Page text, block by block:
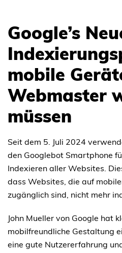
Google’s
mobile
Webmaster
müssen
Seit dem 5. Juli 2024
den Googlebot Smartphone
Indexieren aller Websites.
dass Websites, die auf
zugänglich sind, nicht mehr
John Mueller von Google hat
mobilfreundliche Gestaltung
eine gute Nutzererfahrung